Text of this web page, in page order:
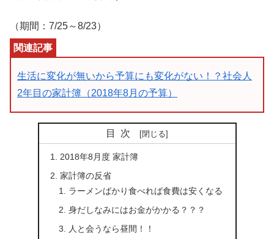
（期間：7/25～8/23）
生活に変化が無いから予算にも変化がない！？社会人
2年目の家計簿（2018年8月の予算）
目次
2018年8月度 家計簿
家計簿の反省
ラーメンばかり食べれば食費は安くなる
身だしなみにはお金がかかる？？？
人と会うなら昼間！！